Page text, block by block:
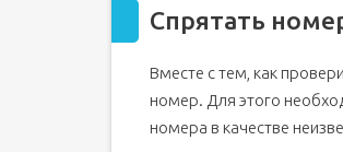
Спрятать
Вместе с тем, как
номер. Для этого
номера в качестве